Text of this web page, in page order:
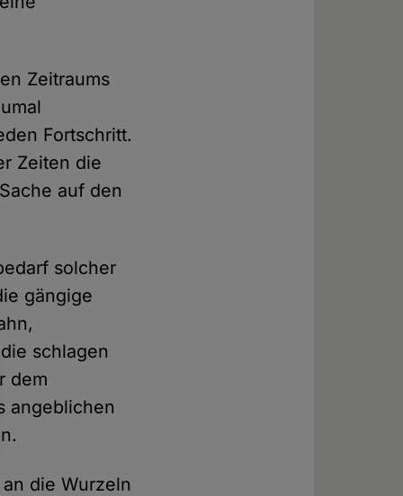
Zeitraums
Fortschritt.
Zeiten die
auf den
solcher
gängige
schlagen
dem
angeblichen
die Wurzeln